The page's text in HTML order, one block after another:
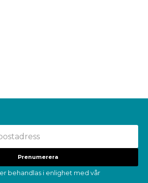
Prenumerera
behandlas i enlighet med vår